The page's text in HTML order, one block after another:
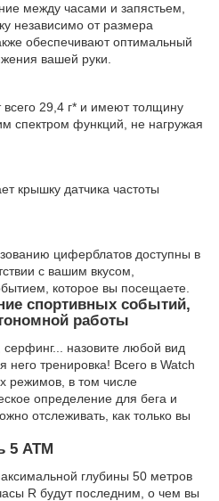
между часами и запястьем,
независимо от размера
обеспечивают оптимальный
вашей руки.
всего 29,4 г* и имеют толщину
спектром функций, не нагружая
крышку датчика частоты
циферблатов доступны в
с вашим вкусом,
которое вы посещаете.
спортивных событий,
работы
назовите любой вид
него тренировка! Всего в Watch
режимов, в том числе
определение для бега и
отслеживать, как только вы
5 АТМ
глубины 50 метров
R будут последним, о чем вы